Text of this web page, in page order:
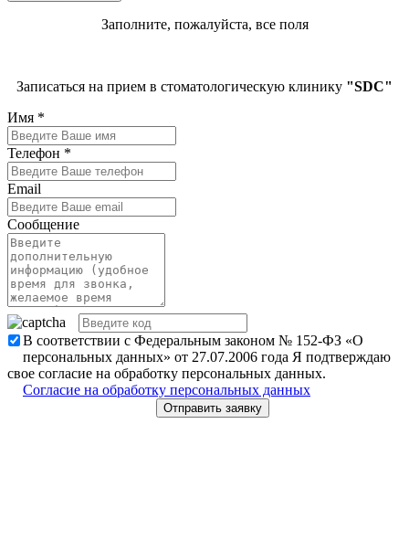
Заполните, пожалуйста, все поля
Записаться на прием в стоматологическую клинику "SDC"
Имя *
Телефон *
Email
Сообщение
В соответствии с Федеральным законом № 152-ФЗ «О
персональных данных» от 27.07.2006 года Я подтверждаю
свое согласие на обработку персональных данных.
Согласие на обработку персональных данных